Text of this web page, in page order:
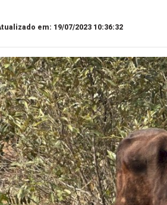
em: 19/07/2023 10:36:32